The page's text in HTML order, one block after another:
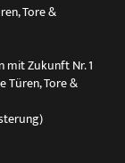
Tore &
mit Zukunft Nr. 1
Türen, Tore &